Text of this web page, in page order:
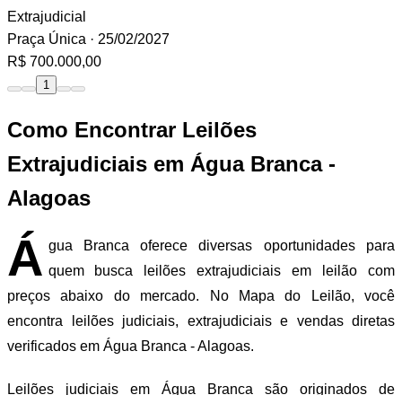
Extrajudicial
Praça Única · 25/02/2027
R$ 700.000,00
1
Como Encontrar Leilões
Extrajudiciais em Água Branca -
Alagoas
Á gua Branca oferece diversas oportunidades para
quem busca leilões extrajudiciais em leilão com
preços abaixo do mercado. No Mapa do Leilão, você
encontra leilões judiciais, extrajudiciais e vendas diretas
verificados em Água Branca - Alagoas.
Leilões judiciais em Água Branca são originados de